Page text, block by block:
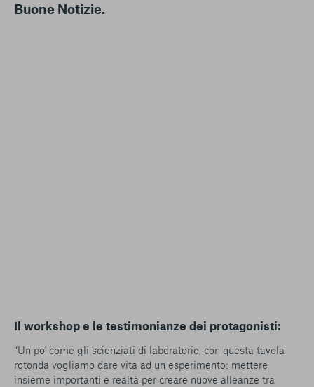
Buone Notizie.
Il workshop e le testimonianze dei protagonisti:
“Un po' come gli scienziati di laboratorio, con questa tavola
rotonda vogliamo dare vita ad un esperimento: mettere
insieme importanti e realtà per creare nuove alleanze tra